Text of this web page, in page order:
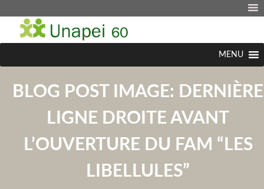
MENU
BLOG POST IMAGE: DERNIÈRE
LIGNE DROITE AVANT
L’OUVERTURE DU FAM “LES
LIBELLULES”